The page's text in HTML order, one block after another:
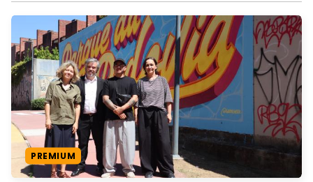
PREMIUM